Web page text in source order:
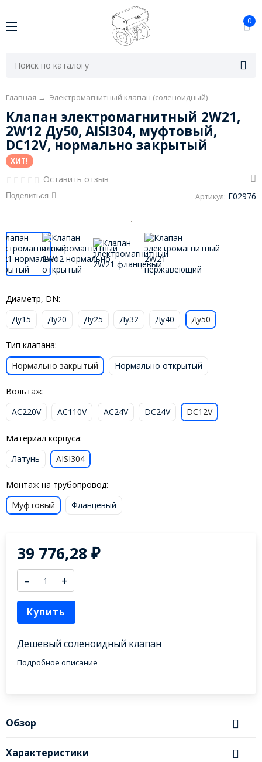
0
Главная → Электромагнитный клапан (соленоидный)
Клапан электромагнитный 2W21,
2W12 Ду50, AISI304, муфтовый,
DC12V, нормально закрытый
ХИТ!
Оставить отзыв
Поделиться Артикул: F02976
Диаметр, DN:
Ду15
Ду20 Ду25 Ду32 Ду40 Ду50
Тип клапана:
Нормально закрытый
Нормально открытый
Вольтаж:
AC220V
AC110V AC24V DC24V DC12V
Материал корпуса:
Латунь
AISI304
Монтаж на трубопровод:
Муфтовый
Фланцевый
39 776,28₽
– +
Купить
Дешевый соленоидный клапан
Подробное описание
Обзор
Характеристики